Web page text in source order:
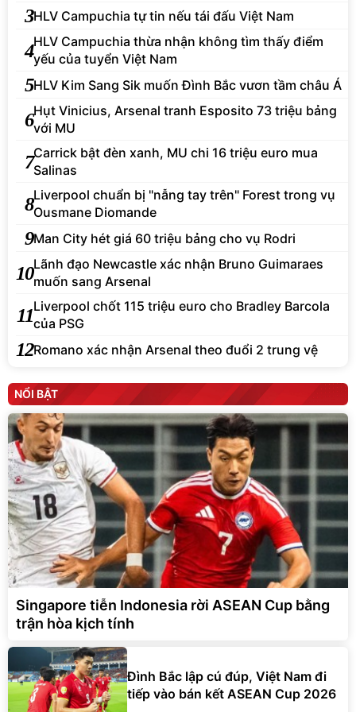
3HLV Campuchia tự tin nếu tái đấu Việt Nam
4HLV Campuchia thừa nhận không tìm thấy điểm
yếu của tuyển Việt Nam
5HLV Kim Sang Sik muốn Đình Bắc vươn tầm châu Á
6Hụt Vinicius, Arsenal tranh Esposito 73 triệu bảng
với MU
7Carrick bật đèn xanh, MU chi 16 triệu euro mua
Salinas
8Liverpool chuẩn bị "nẫng tay trên" Forest trong vụ
Ousmane Diomande
9Man City hét giá 60 triệu bảng cho vụ Rodri
10Lãnh đạo Newcastle xác nhận Bruno Guimaraes
muốn sang Arsenal
11Liverpool chốt 115 triệu euro cho Bradley Barcola
của PSG
12Romano xác nhận Arsenal theo đuổi 2 trung vệ
NỔI BẬT
Singapore tiễn Indonesia rời ASEAN Cup bằng
trận hòa kịch tính
Đình Bắc lập cú đúp, Việt Nam đi
tiếp vào bán kết ASEAN Cup 2026